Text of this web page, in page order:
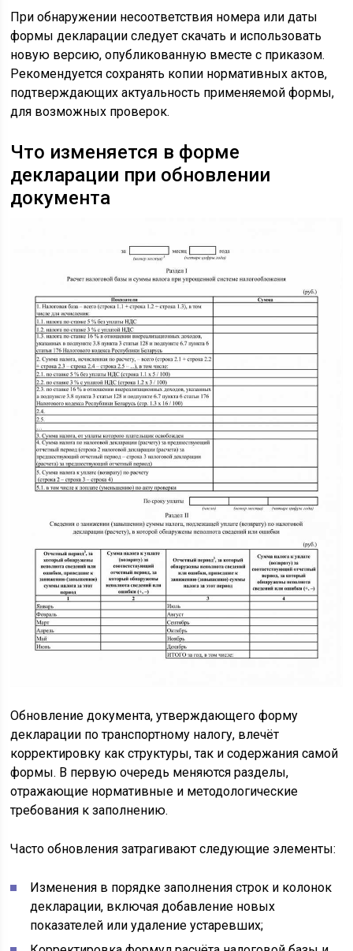
При обнаружении несоответствия номера или даты
формы декларации следует скачать и использовать
новую версию, опубликованную вместе с приказом.
Рекомендуется сохранять копии нормативных актов,
подтверждающих актуальность применяемой формы,
для возможных проверок.
Что изменяется в форме
декларации при обновлении
документа
Обновление документа, утверждающего форму
декларации по транспортному налогу, влечёт
корректировку как структуры, так и содержания самой
формы. В первую очередь меняются разделы,
отражающие нормативные и методологические
требования к заполнению.
Часто обновления затрагивают следующие элементы:
Изменения в порядке заполнения строк и колонок
декларации, включая добавление новых
показателей или удаление устаревших;